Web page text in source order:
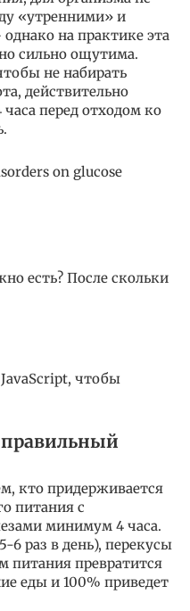
«утренними» и
на практике эта
сильно ощутима.
не набирать
действительно
перед отходом ко
on glucose
есть? После скольки
чтобы
кто придерживается
питания с
минимум 4 часа.
6 раз в день), перекусы
питания превратится
еды и 100% приведет